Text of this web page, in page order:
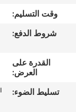
أخبار
القضايا
اطلب
وقت التسليم:
شروط الدفع:
القدرة على
العرض:
تسليط الضوء: